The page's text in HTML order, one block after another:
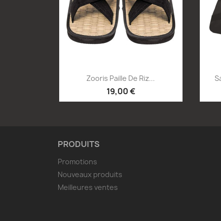
Aperçu rapide
Zooris Paille De Riz...
19,00 €
PRODUITS
Promotions
Nouveaux produits
Meilleures ventes